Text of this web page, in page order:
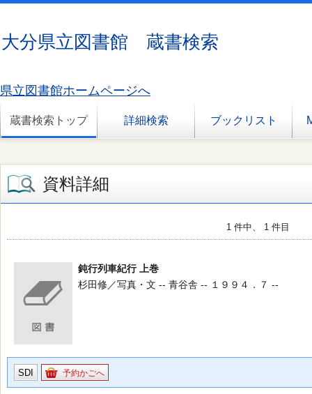
大分県立図書館 蔵書検索
県立図書館ホームページへ
蔵書検索トップ 詳細検索 ブックリスト
資料詳細
1 件中、 1 件目
鈍行列車紀行 上巻
杉田修／写真・文 -- 青谷舎 -- １９９４．７ --
SDI 予約かごへ